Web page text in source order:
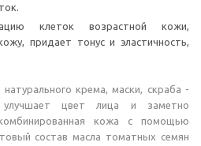
клеток возрастной кожи,
придает тонус и эластичность,
крема, маски, скраба -
улучшает цвет лица и заметно
кожа с помощью
состав масла томатных семян